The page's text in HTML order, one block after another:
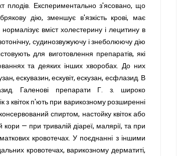
плодів. Експериментально з'ясовано, що
дію, зменшує в'язкість крові, має
вміст холестерину і лецитину в
судинозвужуючу і знеболюючу дію
для виготовлення препаратів, які
та деяких інших хворобах. До них
ескувазин, ескувіт, ескузан, есфлазид. В
Галенові препарати Г. з. широко
з квіток п'ють при варикозному розширенні
спиртом, настойку квіток або
— при тривалій діареї, малярії, та при
кровотечах. У поєднанні з іншими
кровотечах, варикозному дерматиті,